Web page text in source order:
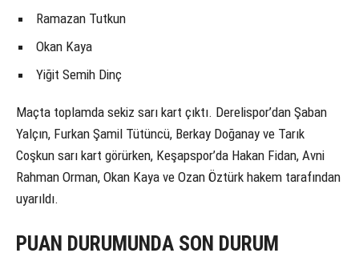
Ramazan Tutkun
Okan Kaya
Yiğit Semih Dinç
Maçta toplamda sekiz sarı kart çıktı. Derelispor’dan Şaban
Yalçın, Furkan Şamil Tütüncü, Berkay Doğanay ve Tarık
Coşkun sarı kart görürken, Keşapspor’da Hakan Fidan, Avni
Rahman Orman, Okan Kaya ve Ozan Öztürk hakem tarafından
uyarıldı.
PUAN DURUMUNDA SON DURUM